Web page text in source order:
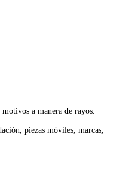
a manera de rayos.
piezas móviles, marcas,